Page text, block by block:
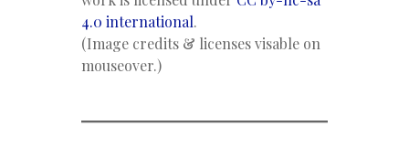
4.0 international.
(Image credits & licenses visable on
mouseover.)